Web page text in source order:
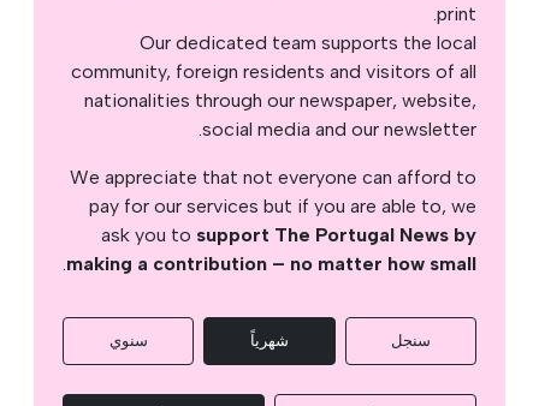
print.
Our dedicated team supports the local
community, foreign residents and visitors of all
nationalities through our newspaper, website,
social media and our newsletter.
We appreciate that not everyone can afford to
pay for our services but if you are able to, we
ask you to support The Portugal News by
making a contribution – no matter how small
سنجل شهرياً سنوي